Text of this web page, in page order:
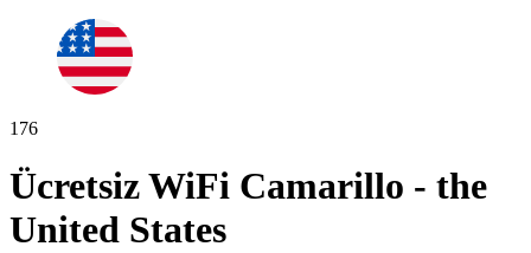
176
Ücretsiz WiFi Camarillo - the
United States